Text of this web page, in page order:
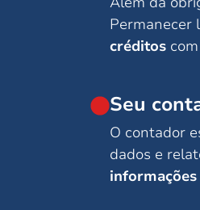
Permanecer
créditos
Seu
O contador
dados e